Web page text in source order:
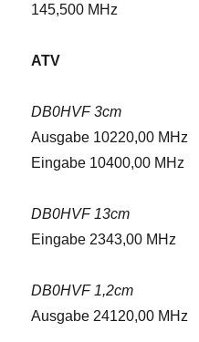
145,500 MHz
ATV
DB0HVF 3cm
Ausgabe 10220,00 MHz
Eingabe 10400,00 MHz
DB0HVF 13cm
Eingabe 2343,00 MHz
DB0HVF 1,2cm
Ausgabe 24120,00 MHz